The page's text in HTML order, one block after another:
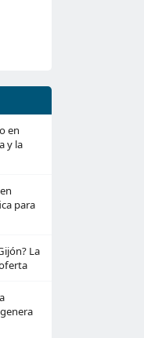
en
y la
para
La